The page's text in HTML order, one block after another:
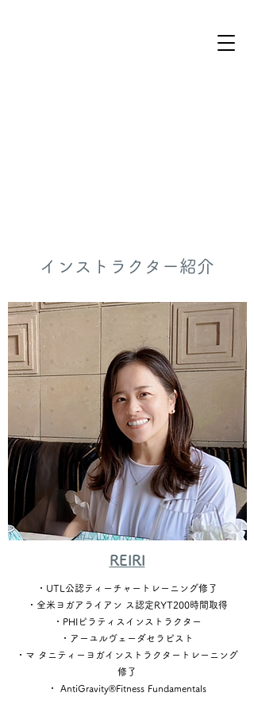
インストラクター紹介
REIRI
・UTL公認ティーチャートレーニング修了
・全米ヨガアライアン ス認定RYT200時間取得
・PHIピラティスインストラクター
・アーユルヴェーダセラピスト
・マ タニティーヨガインストラクタートレーニング
修了
・ AntiGravity®Fitness Fundamentals